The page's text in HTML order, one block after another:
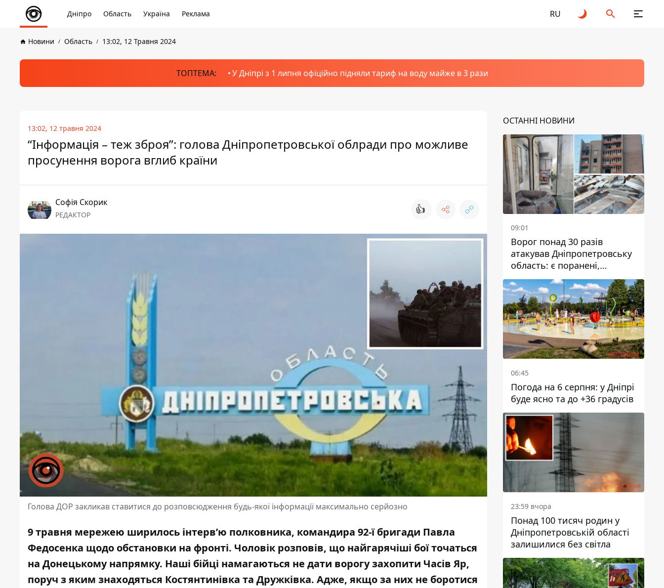
Дніпро Область Україна Реклама RU
Новини Область 13:02, 12 Травня 2024
ТОПТЕМА: У Дніпрі з 1 липня офіційно підняли тариф на воду майже в 3 рази
13:02, 12 травня 2024
“Інформація – теж зброя”: голова Дніпропетровської облради про можливе
просунення ворога вглиб країни
Софія Скорик
РЕДАКТОР 👍
Голова ДОР закликав ставитися до розповсюдження будь-якої інформації максимально серйозно
9 травня мережею ширилось інтерв’ю полковника, командира 92-ї бригади Павла
Федосенка щодо обстановки на фронті. Чоловік розповів, що найгарячіші бої точаться
на Донецькому напрямку. Наші бійці намагаються не дати ворогу захопити Часів Яр,
поруч з яким знаходяться Костянтинівка та Дружківка. Адже, якщо за них не боротися
ОСТАННІ НОВИНИ
09:01
Ворог понад 30 разів
атакував Дніпропетровську
область: є поранені,
пошкоджені ліцей, будинки
та підприємства
06:45
Погода на 6 серпня: у Дніпрі
буде ясно та до +36 градусів
23:59 вчора
Понад 100 тисяч родин у
Дніпропетровській області
залишилися без світла